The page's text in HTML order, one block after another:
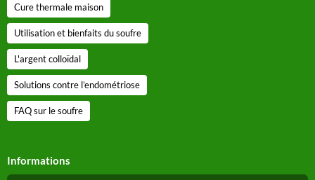
Cure thermale maison
Utilisation et bienfaits du soufre
L'argent colloïdal
Solutions contre l’endométriose
FAQ sur le soufre
Informations